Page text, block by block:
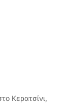
Κερατσίνι,